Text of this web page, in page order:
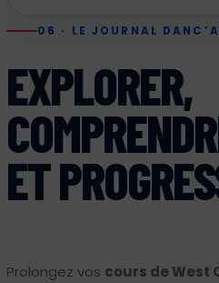
06 · LE JOURNAL
EXPLORER,
ET
Prolongez vos cours de West